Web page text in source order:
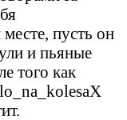
пусть он
и пьяные
того как